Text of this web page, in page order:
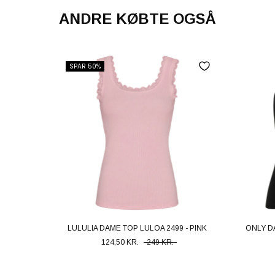
ANDRE KØBTE OGSÅ
SPAR 50%
LULULIA DAME TOP LULOA 2499 - PINK
124,50 KR.
249 KR.
ONLY